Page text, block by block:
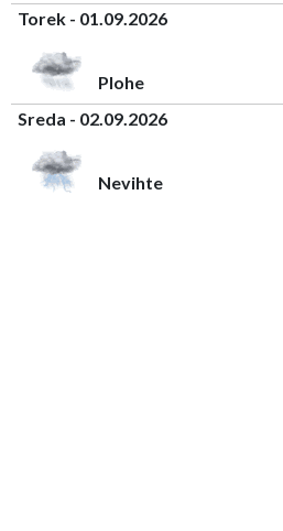
Torek - 01.09.2026
Plohe
Sreda - 02.09.2026
Nevihte